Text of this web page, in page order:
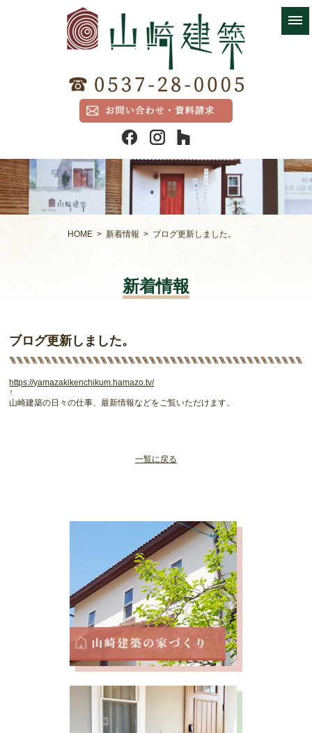
HOME > 新着情報 > ブログ更新しました。
新着情報
ブログ更新しました。
https://yamazakikenchikum.hamazo.tv/
↑
山崎建築の日々の仕事、最新情報などをご覧いただけます。
一覧に戻る